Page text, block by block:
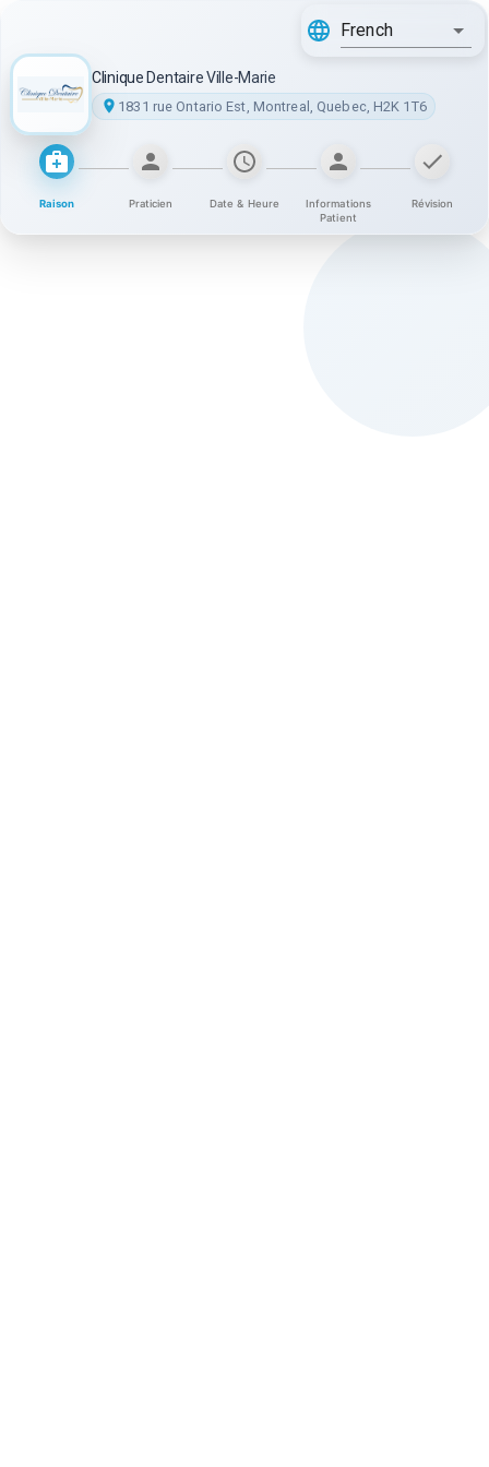
French
Clinique Dentaire Ville-Marie
1831 rue Ontario Est, Montreal, Quebec, H2K 1T6
Raison Praticien Date & Heure
Informations
Patient
Révision